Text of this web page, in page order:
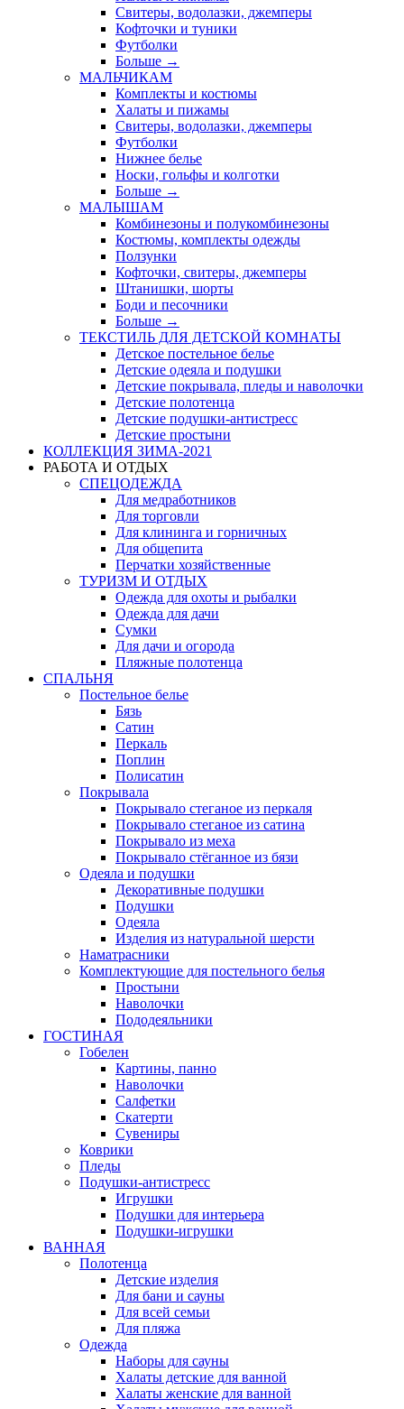
Свитеры, водолазки, джемперы
Кофточки и туники
Футболки
Больше →
МАЛЬЧИКАМ
Комплекты и костюмы
Халаты и пижамы
Свитеры, водолазки, джемперы
Футболки
Нижнее белье
Носки, гольфы и колготки
Больше →
МАЛЫШАМ
Комбинезоны и полукомбинезоны
Костюмы, комплекты одежды
Ползунки
Кофточки, свитеры, джемперы
Штанишки, шорты
Боди и песочники
Больше →
ТЕКСТИЛЬ ДЛЯ ДЕТСКОЙ КОМНАТЫ
Детское постельное белье
Детские одеяла и подушки
Детские покрывала, пледы и наволочки
Детские полотенца
Детские подушки-антистресс
Детские простыни
КОЛЛЕКЦИЯ ЗИМА-2021
РАБОТА И ОТДЫХ
СПЕЦОДЕЖДА
Для медработников
Для торговли
Для клининга и горничных
Для общепита
Перчатки хозяйственные
ТУРИЗМ И ОТДЫХ
Одежда для охоты и рыбалки
Одежда для дачи
Сумки
Для дачи и огорода
Пляжные полотенца
СПАЛЬНЯ
Постельное белье
Бязь
Сатин
Перкаль
Поплин
Полисатин
Покрывала
Покрывало стеганое из перкаля
Покрывало стеганое из сатина
Покрывало из меха
Покрывало стёганное из бязи
Одеяла и подушки
Декоративные подушки
Подушки
Одеяла
Изделия из натуральной шерсти
Наматраcники
Комплектующие для постельного белья
Простыни
Наволочки
Пододеяльники
ГОСТИНАЯ
Гобелен
Картины, панно
Наволочки
Салфетки
Скатерти
Сувениры
Коврики
Пледы
Подушки-антистресс
Игрушки
Подушки для интерьера
Подушки-игрушки
ВАННАЯ
Полотенца
Детские изделия
Для бани и сауны
Для всей семьи
Для пляжа
Одежда
Наборы для сауны
Халаты детские для ванной
Халаты женские для ванной